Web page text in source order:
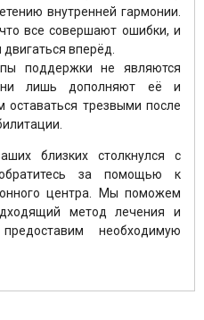
внутренней гармонии.
все совершают ошибки, и
вперёд.
поддержки не являются
лишь дополняют её и
трезвыми после
близких столкнулся с
за помощью к
центра. Мы поможем
метод лечения и
необходимую